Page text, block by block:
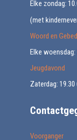
Elke zondag:
(met
Woord en Gebed
Elke woensdag:
Jeugdavond
Zaterdag: 19.30
Voorganger